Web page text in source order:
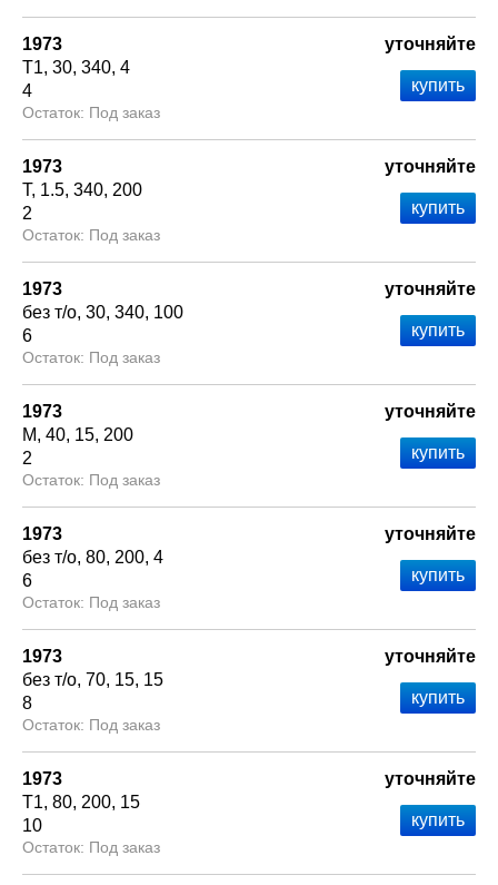
1973
Т1 30 340 4
4
Под заказ
уточняйте
1973
Т 1.5 340 200
2
Под заказ
уточняйте
1973
без т/о 30 340 100
6
Под заказ
уточняйте
1973
М 40 15 200
2
Под заказ
уточняйте
1973
без т/о 80 200 4
6
Под заказ
уточняйте
1973
без т/о 70 15 15
8
Под заказ
уточняйте
1973
Т1 80 200 15
10
Под заказ
уточняйте